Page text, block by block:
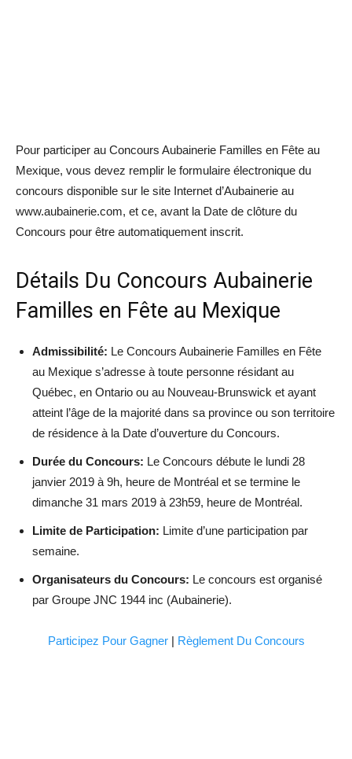
Pour participer au Concours Aubainerie Familles en Fête au
Mexique, vous devez remplir le formulaire électronique du
concours disponible sur le site Internet d’Aubainerie au
www.aubainerie.com, et ce, avant la Date de clôture du
Concours pour être automatiquement inscrit.
Détails Du Concours Aubainerie
Familles en Fête au Mexique
Admissibilité: Le Concours Aubainerie Familles en Fête
au Mexique s’adresse à toute personne résidant au
Québec, en Ontario ou au Nouveau-Brunswick et ayant
atteint l’âge de la majorité dans sa province ou son territoire
de résidence à la Date d’ouverture du Concours.
Durée du Concours: Le Concours débute le lundi 28
janvier 2019 à 9h, heure de Montréal et se termine le
dimanche 31 mars 2019 à 23h59, heure de Montréal.
Limite de Participation: Limite d’une participation par
semaine.
Organisateurs du Concours: Le concours est organisé
par Groupe JNC 1944 inc (Aubainerie).
Participez Pour Gagner| Règlement Du Concours